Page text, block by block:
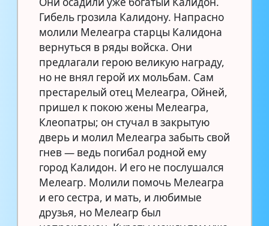
Гибель грозила Калидону. Напрасно
молили Мелеагра старцы Калидона
вернуться в ряды войска. Они
предлагали герою великую награду,
но не внял герой их мольбам. Сам
престарелый отец Мелеагра, Ойней,
пришел к покою жены Мелеагра,
Клеопатры; он стучал в закрытую
дверь и молил Мелеагра забыть свой
гнев — ведь погибал родной ему
город Калидон. И его не послушался
Мелеагр. Молили помочь Мелеагра
и его сестра, и мать, и любимые
друзья, но Мелеагр был